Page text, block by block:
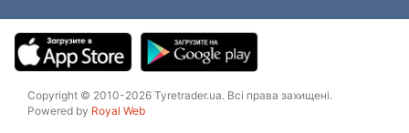
Copyright © 2010-2026 Tyretrader.ua. Всі права захищені.
Powered by Royal Web